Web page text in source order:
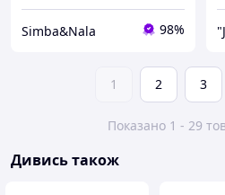
Simba&Nala 98%
1 2 3
Показано 1 - 29
Дивись також